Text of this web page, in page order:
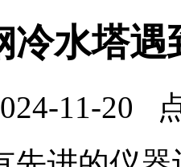
冷水塔遇
11-20